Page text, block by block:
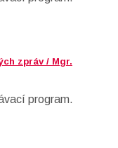
zpráv / Mgr.
program.